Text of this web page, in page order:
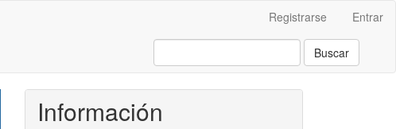
Registrarse Entrar
Buscar
Información